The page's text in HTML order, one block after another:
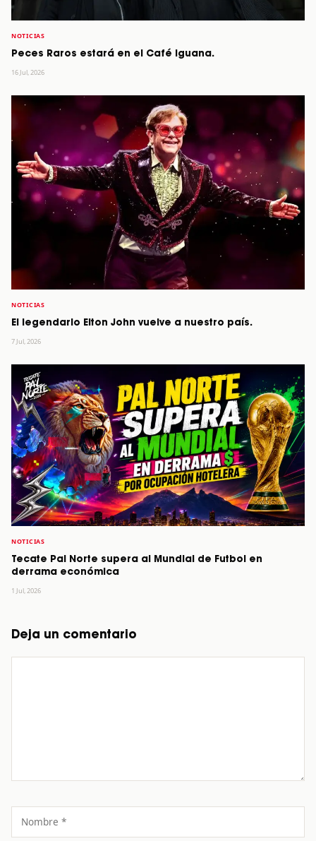
NOTICIAS
Peces Raros estará en el Café Iguana.
16 Jul, 2026
NOTICIAS
El legendario Elton John vuelve a nuestro país.
7 Jul, 2026
NOTICIAS
Tecate Pal Norte supera al Mundial de Futbol en
derrama económica
1 Jul, 2026
Deja un comentario
Nombre